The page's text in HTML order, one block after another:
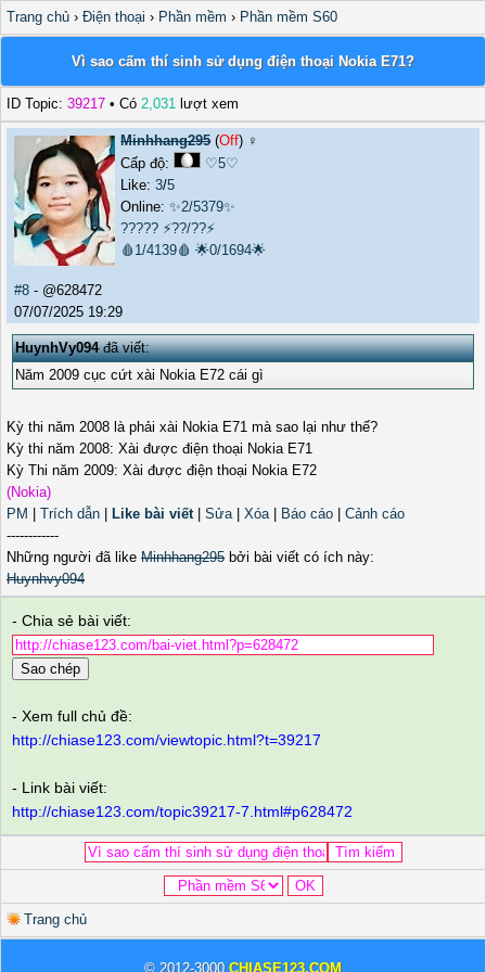
Trang chủ › Điện thoại › Phần mềm › Phần mềm S60
Vì sao cấm thí sinh sử dụng điện thoại Nokia E71?
ID Topic: 39217 • Có 2,031 lượt xem
Minhhang295(Off) ♀️
Cấp độ:
♡5♡
Like:3/5
Online:✨2/5379✨
????? ⚡??/??⚡
🩸1/4139🩸 🌟0/1694🌟
#8 - @628472
07/07/2025 19:29
HuynhVy094đã viết:
Năm 2009 cục cứt xài Nokia E72 cái gì
Kỳ thi năm 2008 là phải xài Nokia E71 mà sao lại như thế?
Kỳ thi năm 2008: Xài được điện thoại Nokia E71
Kỳ Thi năm 2009: Xài được điện thoại Nokia E72
(Nokia)
PM
Trích dẫn Like bài viết| Sửa| Xóa| Báo cáo
Cảnh cáo
------------
Những người đã like Minhhang295 bởi bài viết có ích này:
Huynhvy094
- Chia sẻ bài viết:
Sao chép
- Xem full chủ đề:
http://chiase123.com/viewtopic.html?t=39217
- Link bài viết:
http://chiase123.com/topic39217-7.html#p628472
Trang chủ
© 2012-3000 CHIASE123.COM